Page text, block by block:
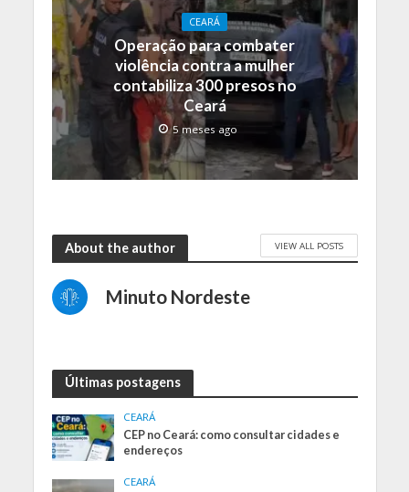
CEARÁ
Operação para combater
violência contra a mulher
contabiliza 300 presos no
Ceará
5 meses ago
About the author VIEW ALL POSTS
Minuto Nordeste
Últimas postagens
CEARÁ
CEP no Ceará: como consultar cidades e
endereços
CEARÁ